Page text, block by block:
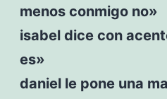
menos conmigo no»
isabel dice con
es»
daniel le pone una